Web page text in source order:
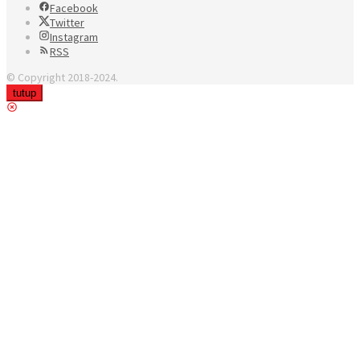
Facebook
Twitter
Instagram
RSS
© Copyright 2018-2024.
tutup